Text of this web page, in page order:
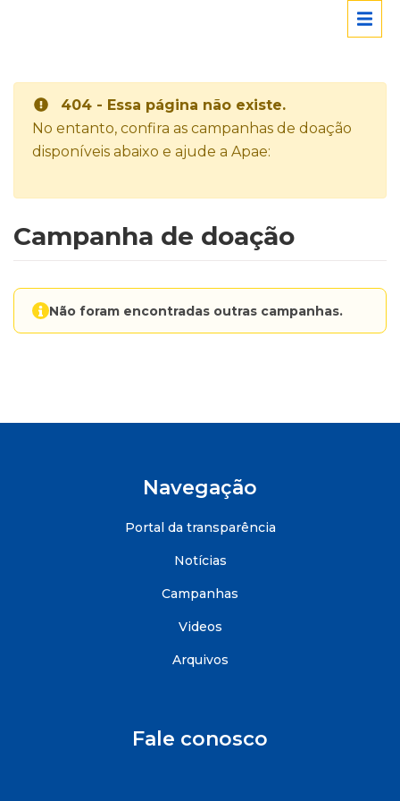
404 - Essa página não existe.
No entanto, confira as campanhas de doação
disponíveis abaixo e ajude a Apae:
Campanha de doação
Não foram encontradas outras campanhas.
Navegação
Portal da transparência
Notícias
Campanhas
Videos
Arquivos
Fale conosco